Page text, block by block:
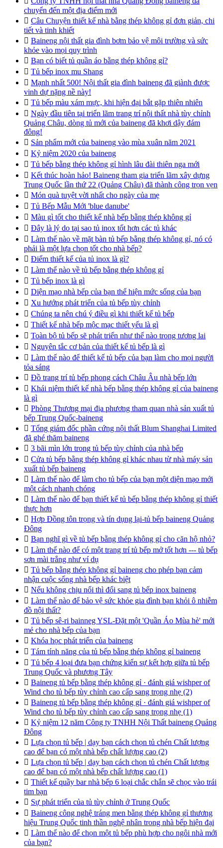
chuyển đến một địa điểm mới
 Câu Chuyện thiết kế nhà bằng thép không gỉ đơn giản, chi
tiết và tinh khiết
 Baineng nội thất gia đình bơm bảo vệ môi trường và sức
khỏe vào mọi quy trình
 Bạn có biết tủ quần áo bằng thép không gỉ?
 Tủ bếp inox mu Shang
 Mạnh nhất 500! Nội thất gia đình baineng đã giành được
vinh dự nặng nề này!
 Tủ bếp màu xám mực, khi hiện đại bắt gặp thiên nhiên
 Ngày đầu tiên tại triển lãm trang trí nội thất nhà tùy chỉnh
Quảng Châu, dòng tủ mới của baineng đã khơi dậy đám
đông!
 Sản phẩm mới của baineng vào mùa xuân năm 2021
 Kỷ niệm 2020 của baineng
 Tủ bếp bằng thép không gỉ hình lâu đài thiên nga mới
 Kết thúc hoàn hảo! Baineng tham gia triển lãm xây dựng
Trung Quốc lần thứ 22 (Quảng Châu) đã thành công trọn vẹn
 Món quà tuyệt vời nhất cho ngày của mẹ
 Tủ Bếp Mẫu Mới 'blue danube'
 Màu gì tốt cho thiết kế nhà bếp bằng thép không gỉ
 Đây là lý do tại sao tủ inox tốt hơn các tủ khác
 Làm thế nào về mặt bàn tủ bếp bằng thép không gỉ, nó có
phải là một lựa chọn tốt cho nhà bếp?
 Điểm thiết kế của tủ inox là gì?
 Làm thế nào về tủ bếp bằng thép không gỉ
 Tủ bếp inox là gì
 Diện mạo nhà bếp của bạn thể hiện mức sống của bạn
 Xu hướng phát triển của tủ bếp tùy chỉnh
 Chúng ta nên chú ý điều gì khi thiết kế tủ bếp
 Thiết kế nhà bếp mộc mạc thiết yếu là gì
 Toàn bộ tủ bếp sẽ phát triển như thế nào trong tương lai
 Nguyên tắc cơ bản của thiết kế tủ bếp là gì
 Làm thế nào để thiết kế tủ bếp của bạn làm cho mọi người
tỏa sáng
 Đồ trang trí tủ bếp phong cách Châu Âu nhà bếp lớn
 Khái niệm thiết kế nhà bếp bằng thép không gỉ của baineng
là gì
 Phòng Thương mại địa phương tham quan nhà sản xuất tủ
bếp Trung Quốc-baineng
 Tổng giám đốc phần cứng nội thất Blum Shanghai Limited
đã ghé thăm baineng
 3 bãi mìn lớn trong tủ bếp tùy chỉnh của nhà bếp
 Cửa tủ bếp bằng thép không gỉ khác nhau từ nhà máy sản
xuất tủ bếp baineng
 Làm thế nào để làm cho tủ bếp của bạn một diện mạo mới
một cách nhanh chóng
 Làm thế nào để bạn thiết kế tủ bếp bằng thép không gỉ thiết
thực hơn
 Hợp Đồng tôn trọng và tín dụng lại-tủ bếp baineng Quảng
Đông
 Bạn nghĩ gì về tủ bếp bằng thép không gỉ cho căn hộ nhỏ?
 Làm thế nào để có một trang trí tủ bếp mở tốt hơn --- tủ bếp
sơn mài trắng như ví dụ
 Tủ bếp bằng thép không gỉ baineng cho phép bạn cảm
nhận cuộc sống nhà bếp khác biệt
 Nếu không chịu nổi thì đổi sang tủ bếp inox baineng
 Làm thế nào để bảo vệ sức khỏe gia đình bạn khỏi ô nhiễm
đồ nội thất?
 Tủ bếp sê-ri bainneg YSL-Đặt một 'Quần Áo Mùa hè' mới
mẻ cho nhà bếp của bạn
 Khóa học phát triển của baineng
 Tám tính năng của tủ bếp bằng thép không gỉ baineng
 Tủ bếp 4 loại đưa bạn chứng kiến sự kết hợp giữa tủ bếp
Trung Quốc và phương Tây
 Baineng tủ bếp bằng thép không gỉ · đánh giá wishper of
Wind cho tủ bếp tùy chỉnh cao cấp sang trọng nhẹ (2)
 Baineng tủ bếp bằng thép không gỉ · đánh giá wishper of
Wind cho tủ bếp tùy chỉnh cao cấp sang trọng nhẹ (1)
 Kỷ niệm 12 năm Công ty TNHH Nội Thất baineng Quảng
Đông
 Lựa chọn tủ bếp | dạy bạn cách chọn tủ chén Chất lượng
cao để bạn có một nhà bếp chất lượng cao (2)
 Lựa chọn tủ bếp | dạy bạn cách chọn tủ chén Chất lượng
cao để bạn có một nhà bếp chất lượng cao (1)
 Thiết kế quầy bar nhà bếp 6 loại chắc chắn sẽ chọc vào trái
tim bạn
 Sự phát triển của tủ tùy chỉnh ở Trung Quốc
 Baineng công nghệ tráng men bằng thép không gỉ thương
hiệu Trung Quốc tinh thần nghệ nhân trong nhà bếp hiện đại
 Làm thế nào để chọn một tủ bếp phù hợp cho ngôi nhà mới
của bạn?